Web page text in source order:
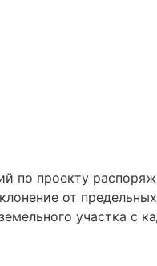
проекту
от
участка